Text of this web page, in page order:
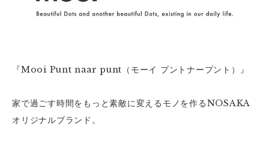
『Mooi Punt naar punt（モーイ プントナープント）』
家で過ごす時間をもっと素敵に変えるモノを作るNOSAKA
オリジナルブランド。